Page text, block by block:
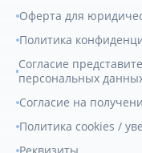
Оферта для
Политика
Согласие
персональных
Согласие на
Политика cookies /